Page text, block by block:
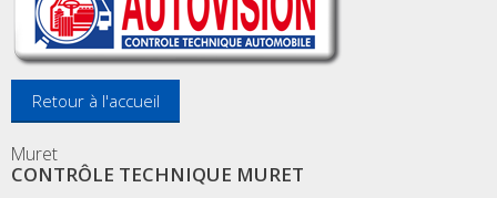
Retour à l'accueil
Muret
CONTRÔLE TECHNIQUE MURET